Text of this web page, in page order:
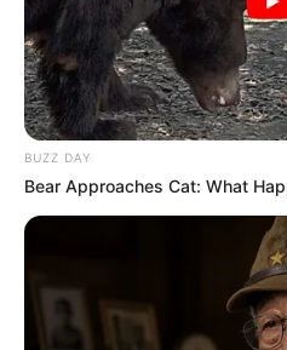
BUZZ DAY
Bear Approaches Cat: What